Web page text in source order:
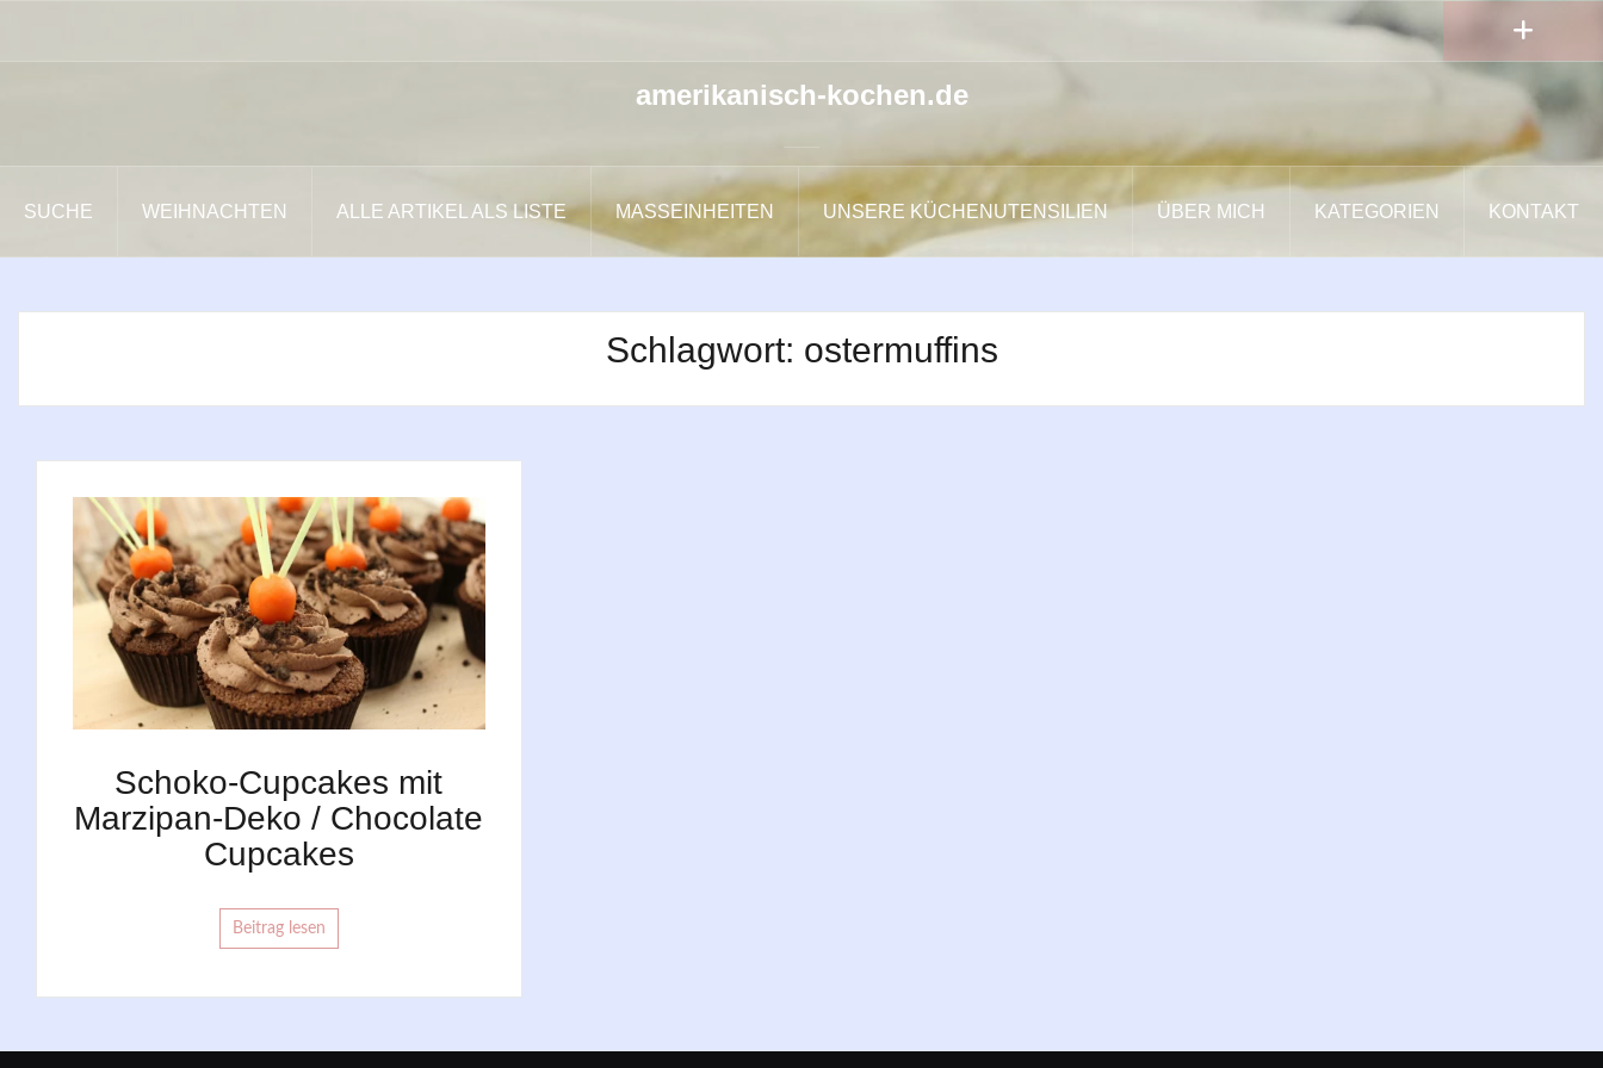
springen
amerikanisch-kochen.de
SUCHE WEIHNACHTEN ALLE ARTIKEL ALS LISTE MASSEINHEITEN UNSERE KÜCHENUTENSILIEN ÜBER MICH KATEGORIEN KONTAKT
Schlagwort: ostermuffins
Schoko-Cupcakes mit
Marzipan-Deko / Chocolate
Cupcakes
Beitrag lesen